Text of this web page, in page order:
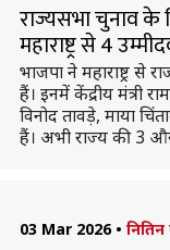
राज्यसभा चुनाव के
महाराष्ट्र से 4
भाजपा ने महाराष्ट्र से
हैं। इनमें केंद्रीय मंत्री
विनोद तावड़े, माया
हैं। अभी राज्य की 3 और
03 Mar 2026 •